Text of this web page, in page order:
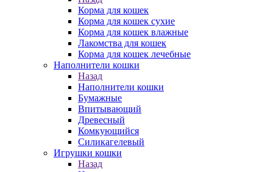
Корма для кошек
Корма для кошек сухие
Корма для кошек влажные
Лакомства для кошек
Корма для кошек лечебные
Наполнители кошки
Назад
Наполнители кошки
Бумажные
Впитывающий
Древесный
Комкующийся
Силикагелевый
Игрушки кошки
Назад